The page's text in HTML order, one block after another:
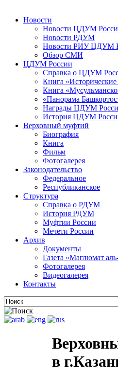
Новости
Новости ЦДУМ
Новости РДУМ
Новости РИУ ЦДУМ
Обзор СМИ
ЦДУМ России
Справка о ЦДУМ
Книга «Исторические
Книга
«Панорама
Награды ЦДУМ
История ЦДУМ
Верховный муфтий
Биография
Книга
Фильм
Фотогалерея
Законодательство
Федеральное
Республиканское
Структура
Справка о РДУМ
История РДУМ
Муфтии России
Мечети России
Архив
Документы
Газета «Маглюмат
Фотогалерея
Видеогалерея
Контакты
в